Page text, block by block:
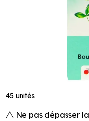
45 unités
Ne pas dépasser